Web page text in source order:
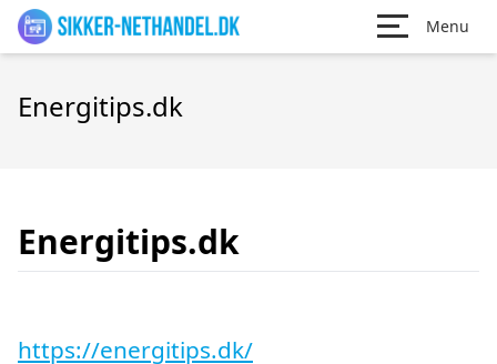
Menu
Energitips.dk
Energitips.dk
https://energitips.dk/